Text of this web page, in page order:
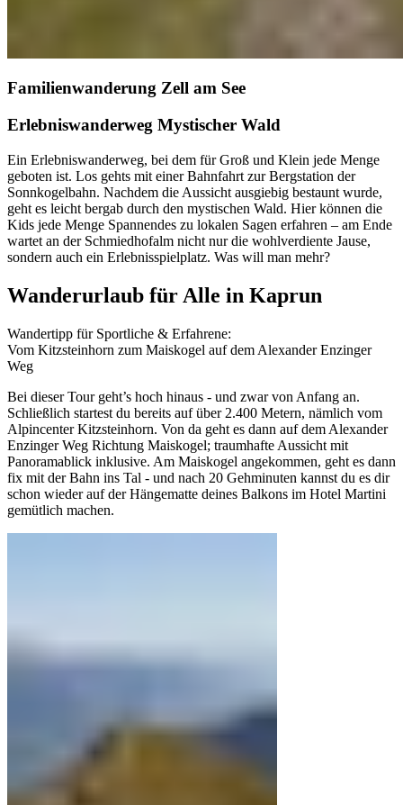
Familienwanderung Zell am See
Erlebniswanderweg Mystischer Wald
Ein Erlebniswanderweg, bei dem für Groß und Klein jede Menge
geboten ist. Los gehts mit einer Bahnfahrt zur Bergstation der
Sonnkogelbahn. Nachdem die Aussicht ausgiebig bestaunt wurde,
geht es leicht bergab durch den mystischen Wald. Hier können die
Kids jede Menge Spannendes zu lokalen Sagen erfahren – am Ende
wartet an der Schmiedhofalm nicht nur die wohlverdiente Jause,
sondern auch ein Erlebnisspielplatz. Was will man mehr?
Wanderurlaub für Alle in Kaprun
Wandertipp für Sportliche & Erfahrene:
Vom Kitzsteinhorn zum Maiskogel auf dem Alexander Enzinger
Weg
Bei dieser Tour geht’s hoch hinaus - und zwar von Anfang an.
Schließlich startest du bereits auf über 2.400 Metern, nämlich vom
Alpincenter Kitzsteinhorn. Von da geht es dann auf dem Alexander
Enzinger Weg Richtung Maiskogel; traumhafte Aussicht mit
Panoramablick inklusive. Am Maiskogel angekommen, geht es dann
fix mit der Bahn ins Tal - und nach 20 Gehminuten kannst du es dir
schon wieder auf der Hängematte deines Balkons im Hotel Martini
gemütlich machen.